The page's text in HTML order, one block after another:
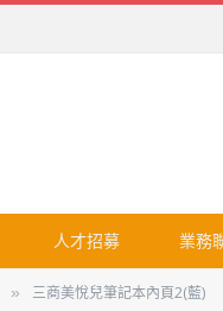
人才招募 業務
» 三商美悅兒筆記本內頁2(藍)